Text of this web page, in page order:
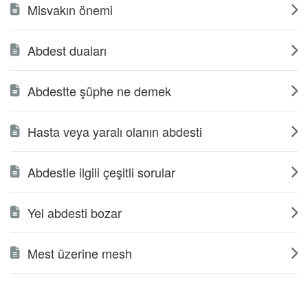
Misvakın önemi
Abdest duaları
Abdestte şüphe ne demek
Hasta veya yaralı olanın abdesti
Abdestle ilgili çeşitli sorular
Yel abdesti bozar
Mest üzerine mesh